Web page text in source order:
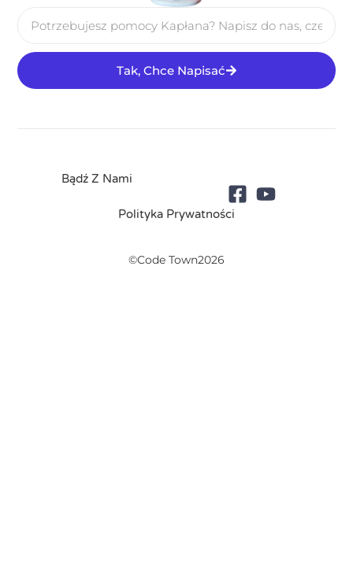
Tak, Chce Napisać
Bądź Z Nami
Polityka Prywatności
©Code Town2026